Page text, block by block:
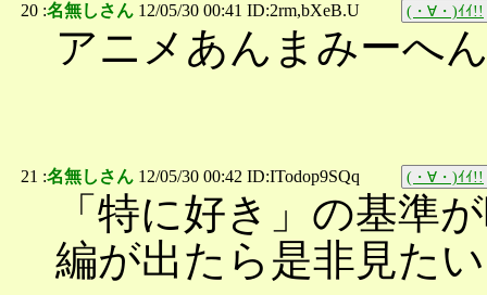
20 :名無しさん 12/05/30 00:41 ID:2rm,bXeB.U (・∀・)ｲｲ!!
アニメあんまみーへ
21 :名無しさん 12/05/30 00:42 ID:ITodop9SQq (・∀・)ｲｲ!!
「特に好き」の基準
編が出たら是非見た